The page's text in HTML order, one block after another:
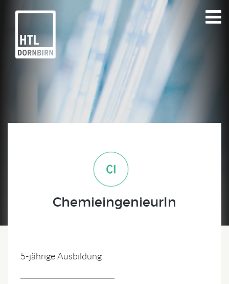
ChemieingenieurIn
5-jährige Ausbildung